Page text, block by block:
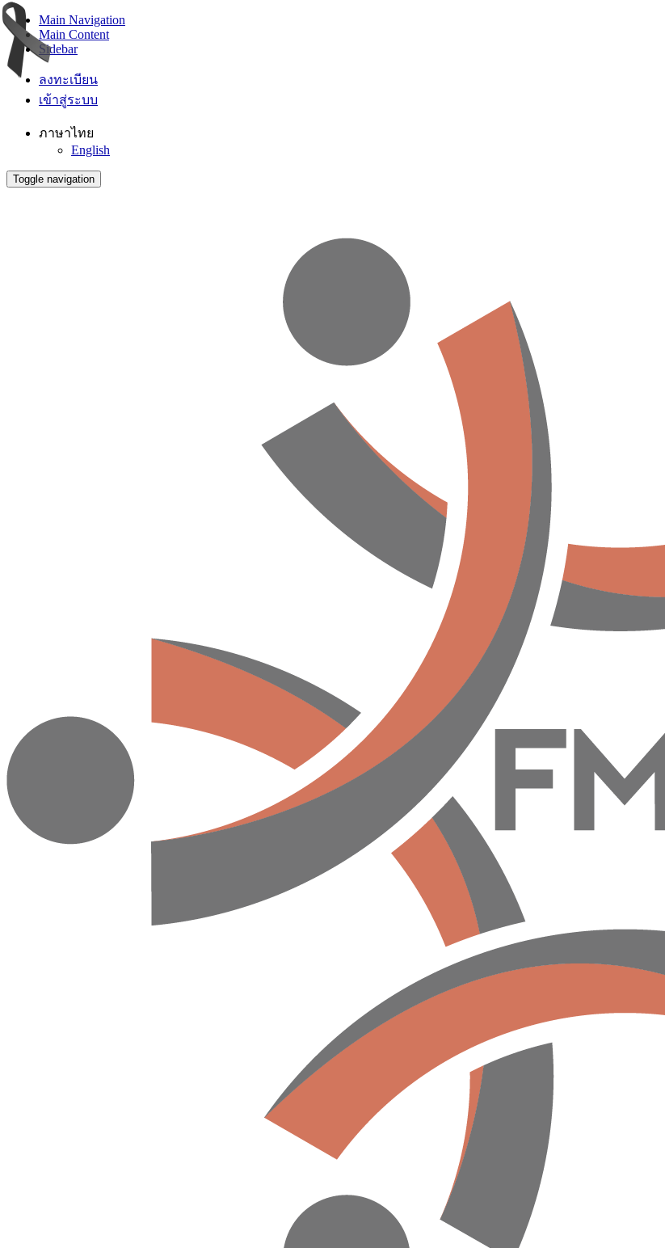
Main Navigation
Main Content
Sidebar
ลงทะเบียน
เข้าสู่ระบบ
ภาษาไทย
English
Toggle navigation